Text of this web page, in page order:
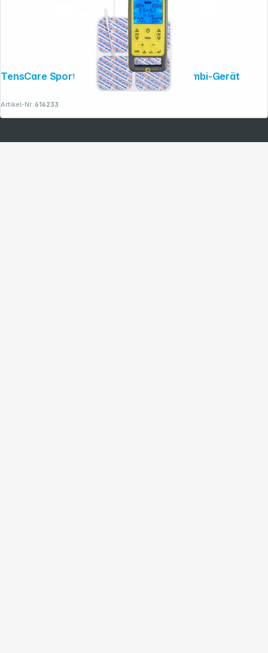
TensCare Sports TENS 2 TENS / EMS Kombi-Gerät
Artikel-Nr.:616233